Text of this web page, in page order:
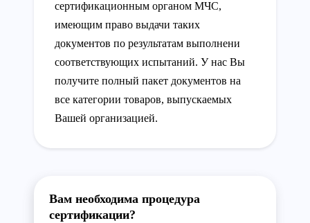
сертификационным органом МЧС,
имеющим право выдачи таких
документов по результатам выполнени
соответствующих испытаний. У нас Вы
получите полный пакет документов на
все категории товаров, выпускаемых
Вашей организацией.
Вам необходима процедура
сертификации?